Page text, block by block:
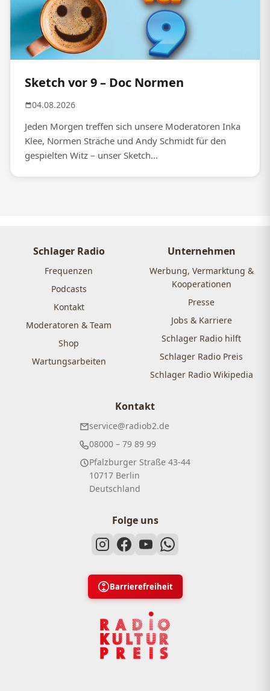
Sketch vor 9 – Doc Normen
04.08.2026
Jeden Morgen treffen sich unsere Moderatoren Inka
Klee, Normen Sträche und Andy Schmidt für den
gespielten Witz – unser Sketch...
Schlager Radio
Frequenzen
Podcasts
Kontakt
Moderatoren & Team
Shop
Wartungsarbeiten
Unternehmen
Werbung, Vermarktung &
Kooperationen
Presse
Jobs & Karriere
Schlager Radio hilft
Schlager Radio Preis
Schlager Radio Wikipedia
Kontakt
service@radiob2.de
08000 – 79 89 99
Pfalzburger Straße 43-44
10717 Berlin
Deutschland
Folge uns
Barrierefreiheit